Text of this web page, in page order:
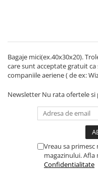
Bagaje mici(ex.40x30x20).
care sunt acceptate gratuit
companiile aeriene ( de ex:
Newsletter Nu rata ofertele
Vreau sa
magazinului. Afla
Confidentialitate